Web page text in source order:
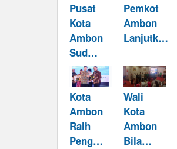
Pusat
Kota
Ambon
Sud…
Pemkot
Ambon
Lanjutk…
Kota
Ambon
Raih
Peng…
Wali
Kota
Ambon
Bila…